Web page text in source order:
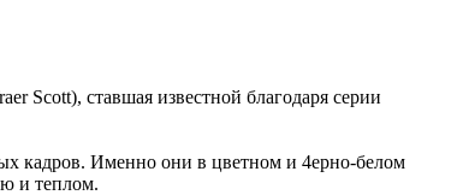
Scott), ставшая известной благодаря серии
кадров. Именно они в цветном и 4ерно-белом
и теплом.